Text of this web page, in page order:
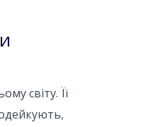
світу. Її